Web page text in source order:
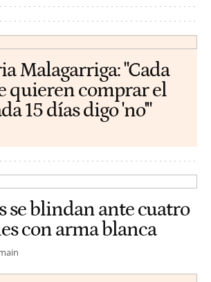
Malagarriga: "Cada
quieren comprar el
15 días digo 'no'"
se blindan ante cuatro
con arma blanca